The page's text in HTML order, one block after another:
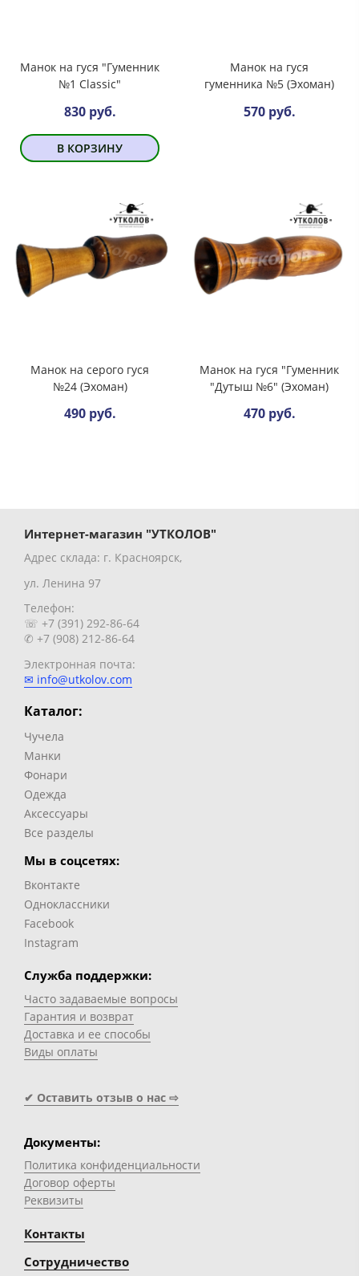
Манок на гуся "Гуменник
№1 Classic"
830 руб.
В КОРЗИНУ
Манок на гуся
гуменника №5 (Эхоман)
570 руб.
Манок на серого гуся
№24 (Эхоман)
490 руб.
Манок на гуся "Гуменник
"Дутыш №6" (Эхоман)
470 руб.
Интернет-магазин "УТКОЛОВ"
Адрес склада: г. Красноярск,
ул. Ленина 97
Телефон:
☏ +7 (391) 292-86-64
✆ +7 (908) 212-86-64
Электронная почта:
✉ info@utkolov.com
Каталог:
Чучела
Манки
Фонари
Одежда
Аксессуары
Все разделы
Мы в соцсетях:
Вконтакте
Одноклассники
Facebook
Instagram
Служба поддержки:
Часто задаваемые вопросы
Гарантия и возврат
Доставка и ее способы
Виды оплаты
✔ Оставить отзыв о нас ⇨
Документы:
Политика конфиденциальности
Договор оферты
Реквизиты
Контакты
Сотрудничество